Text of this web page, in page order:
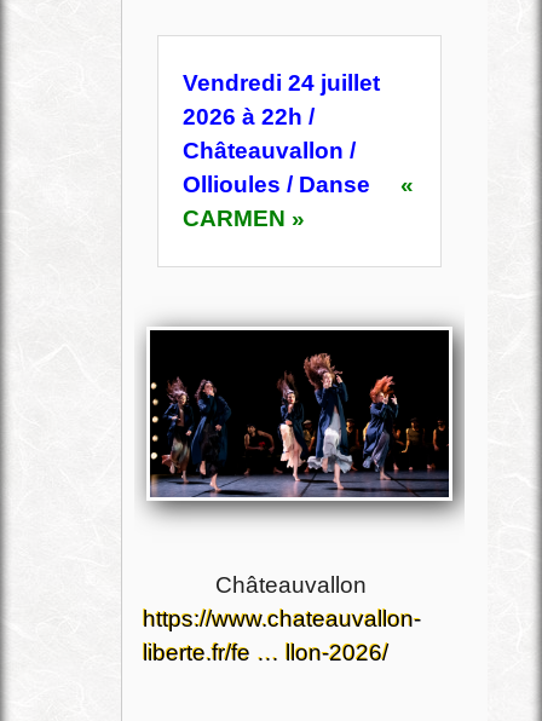
Vendredi 24 juillet
2026 à 22h /
Châteauvallon /
Ollioules / Danse
«
CARMEN »
Châteauvallon
https://www.chateauvallon-
liberte.fr/fe … llon-2026/